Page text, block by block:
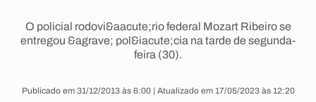
O policial rodovi&aacute;rio federal Mozart Ribeiro se
entregou &agrave; pol&iacute;cia na tarde de segunda-
feira (30).
Publicado em 31/12/2013 às 6:00 | Atualizado em 17/05/2023 às 12:20